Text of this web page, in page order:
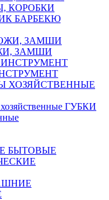
КОРОБКИ
БАРБЕКЮ
ЗАМШИ
ХОЗЯЙСТВЕННЫЕ
ГУБКИ
БЫТОВЫЕ